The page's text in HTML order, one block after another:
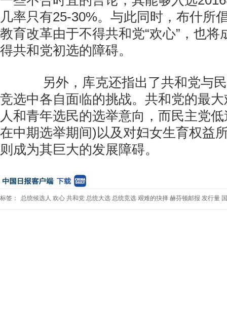
几率只有25-30%。与此同时，布什所
教育改革由于不得共和党“欢心”，也将
得共和党初选的障碍。
另外，库克还指出了共和党与民
竞选中各自面临的挑战。共和党的最
人和青年选民的选举意向，而民主党
在中期选举期间)以及对妇女生育权益
则成为其巨大的发展障碍。
标签： 总统候选人 欢心 共和党 总统大选 总统竞选 艰难的抉择 赫芬顿邮报 发行量